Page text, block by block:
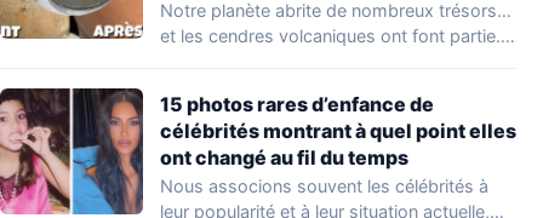
Notre planète abrite de nombreux trésors…
et les cendres volcaniques ont font partie.
15 photos rares d’enfance de
célébrités montrant à quel point elles
ont changé au fil du temps
Nous associons souvent les célébrités à
leur popularité et à leur situation actuelle,